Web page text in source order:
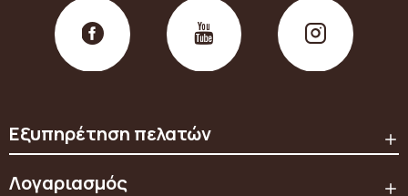
Εξυπηρέτηση πελατών
Λογαριασμός